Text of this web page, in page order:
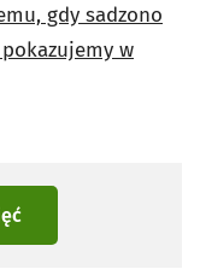
gdy sadzono
w